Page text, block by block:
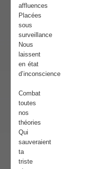
affluences
Placées
sous
surveillance
Nous
laissent
en état
d’inconscience
Combat
toutes
nos
théories
Qui
sauveraient
ta
triste